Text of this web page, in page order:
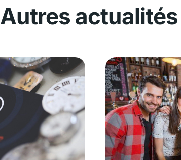
Autres